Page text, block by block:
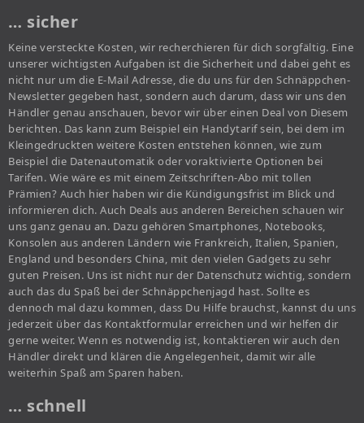
… sicher
Keine versteckte Kosten, wir recherchieren für dich sorgfältig. Eine
unserer wichtigsten Aufgaben ist die Sicherheit und dabei geht es
nicht nur um die E-Mail Adresse, die du uns für den Schnäppchen-
Newsletter gegeben hast, sondern auch darum, dass wir uns den
Händler genau anschauen, bevor wir über einen Deal von Diesem
berichten. Das kann zum Beispiel ein Handytarif sein, bei dem im
Kleingedruckten weitere Kosten entstehen können, wie zum
Beispiel die Datenautomatik oder voraktivierte Optionen bei
Tarifen. Wie wäre es mit einem Zeitschriften-Abo mit tollen
Prämien? Auch hier haben wir die Kündigungsfrist im Blick und
informieren dich. Auch Deals aus anderen Bereichen schauen wir
uns ganz genau an. Dazu gehören Smartphones, Notebooks,
Konsolen aus anderen Ländern wie Frankreich, Italien, Spanien,
England und besonders China, mit den vielen Gadgets zu sehr
guten Preisen. Uns ist nicht nur der Datenschutz wichtig, sondern
auch das du Spaß bei der Schnäppchenjagd hast. Sollte es
dennoch mal dazu kommen, dass Du Hilfe brauchst, kannst du uns
jederzeit über das Kontaktformular erreichen und wir helfen dir
gerne weiter. Wenn es notwendig ist, kontaktieren wir auch den
Händler direkt und klären die Angelegenheit, damit wir alle
weiterhin Spaß am Sparen haben.
… schnell